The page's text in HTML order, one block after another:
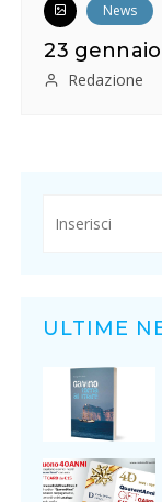
News
23
Redazione
ULTIME